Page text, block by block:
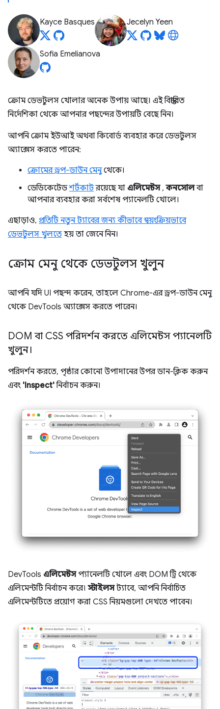
Kayce Basques Jecelyn Yeen
Sofia Emelianova
ক্রোম ডেভটুলস খোলার অনেক উপায় আছে। এই বিস্তারিত
নির্দেশিকা থেকে আপনার পছন্দের উপায়টি বেছে নিন।
আপনি ক্রোম ইউআই অথবা কিবোর্ড ব্যবহার করে ডেভটুলস
অ্যাক্সেস করতে পারেন:
ক্রোমের ড্রপ-ডাউন মেনুথেকে।
ডেডিকেটেডশর্টকাটরয়েছে যা এলিমেন্টস,কনসোলবা
আপনার ব্যবহার করা সর্বশেষ প্যানেলটি খোলে।
এছাড়াও, প্রতিটি নতুন ট্যাবের জন্য কীভাবে স্বয়ংক্রিয়ভাবে
ডেভটুলস খুলতে হয় তা জেনে নিন।
ক্রোম মেনু থেকে ডেভটুলস খুলুন
আপনি যদি UI পছন্দ করেন, তাহলে Chrome-এর ড্রপ-ডাউন মেনু
থেকে DevTools অ্যাক্সেস করতে পারেন।
DOM বা CSS পরিদর্শন করতে এলিমেন্টস প্যানেলটি
খুলুন।
পরিদর্শন করতে, পৃষ্ঠার কোনো উপাদানের উপর ডান-ক্লিক করুন
এবং 'Inspect'নির্বাচন করুন।
DevTools এলিমেন্টসপ্যানেলটি খোলে এবং DOM ট্রি থেকে
এলিমেন্টটি নির্বাচন করে।স্টাইলসট্যাবে, আপনি নির্বাচিত
এলিমেন্টটিতে প্রয়োগ করা CSS নিয়মগুলো দেখতে পাবেন।